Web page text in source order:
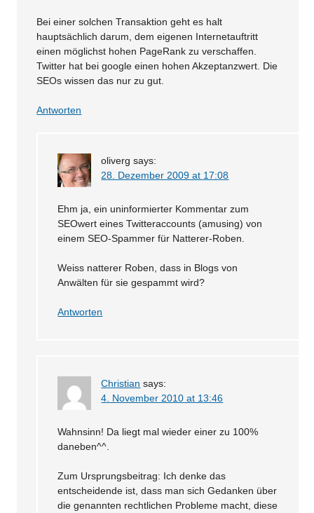
Bei einer solchen Transaktion geht es halt
hauptsächlich darum, dem eigenen Internetauftritt
einen möglichst hohen PageRank zu verschaffen.
Twitter hat bei google einen hohen Akzeptanzwert. Die
SEOs wissen das nur zu gut.
Antworten
oliverg says:
28. Dezember 2009 at 17:08
Ehm ja, ein uninformierter Kommentar zum
SEOwert eines Twitteraccounts (amusing) von
einem SEO-Spammer für Natterer-Roben.
Weiss natterer Roben, dass in Blogs von
Anwälten für sie gespammt wird?
Antworten
Christian says:
4. November 2010 at 13:46
Wahnsinn! Da liegt mal wieder einer zu 100%
daneben^^.
Zum Ursprungsbeitrag: Ich denke das
entscheidende ist, dass man sich Gedanken über
die genannten rechtlichen Probleme macht, diese